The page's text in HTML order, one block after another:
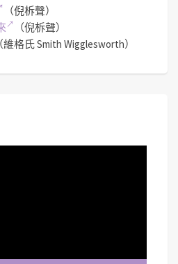
（倪柝聲）
（倪柝聲）
（維格氏 Smith Wigglesworth）